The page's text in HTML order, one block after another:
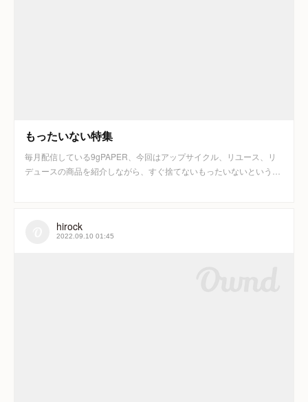
もったいない特集
毎月配信している9gPAPER、今回はアップサイクル、リユース、リ
デュースの商品を紹介しながら、すぐ捨てないもったいないという…
2022.09.10 01:45
hirock